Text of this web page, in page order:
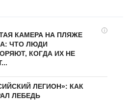
i
КАМЕРА НА ПЛЯЖЕ
ЧТО ЛЮДИ
КОГДА ИХ НЕ
ЛЕГИОН»: КАК
ЛЕБЕДЬ